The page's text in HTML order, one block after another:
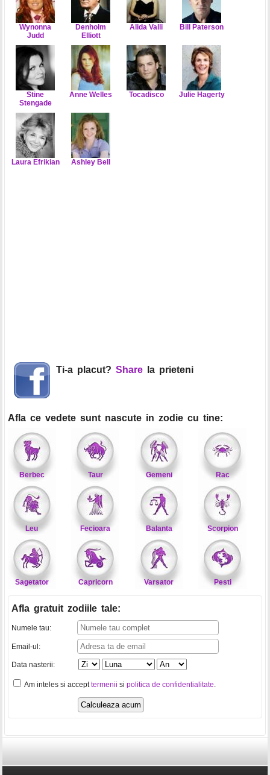
Wynonna
Judd
Denholm
Elliott
Alida Valli Bill Paterson
Stine
Stengade
Anne Welles Tocadisco Julie Hagerty
Laura Efrikian Ashley Bell
Ti-a placut? Share la prieteni
Afla ce vedete sunt nascute in zodie cu tine:
Berbec Taur Gemeni Rac
Leu Fecioara Balanta Scorpion
Sagetator Capricorn Varsator Pesti
Afla gratuit zodiile tale:
Numele tau:
Email-ul:
Data nasterii:
Am inteles si accepttermenii si politica de confidentialitate.